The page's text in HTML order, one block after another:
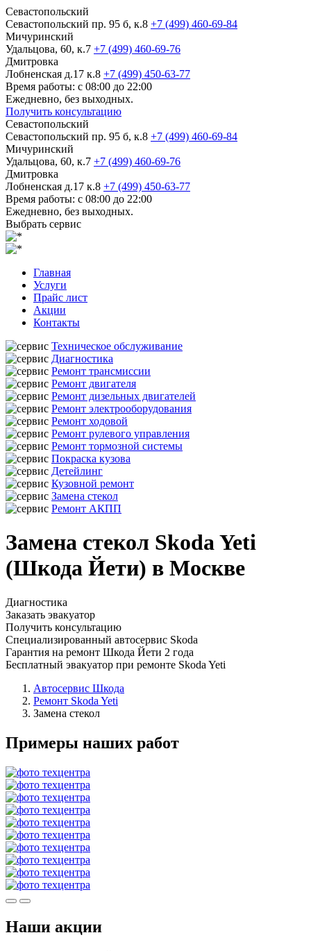
Севастопольский
Севастопольский пр. 95 б, к.8 +7 (499) 460-69-84
Мичуринский
Удальцова, 60, к.7 +7 (499) 460-69-76
Дмитровка
Лобненская д.17 к.8 +7 (499) 450-63-77
Время работы: с 08:00 до 22:00
Ежедневно, без выходных.
Получить консультацию
Севастопольский
Севастопольский пр. 95 б, к.8 +7 (499) 460-69-84
Мичуринский
Удальцова, 60, к.7 +7 (499) 460-69-76
Дмитровка
Лобненская д.17 к.8 +7 (499) 450-63-77
Время работы: с 08:00 до 22:00
Ежедневно, без выходных.
Выбрать сервис
Главная
Услуги
Прайс лист
Акции
Контакты
Техническое обслуживание
Диагностика
Ремонт трансмиссии
Ремонт двигателя
Ремонт дизельных двигателей
Ремонт электрооборудования
Ремонт ходовой
Ремонт рулевого управления
Ремонт тормозной системы
Покраска кузова
Детейлинг
Кузовной ремонт
Замена стекол
Ремонт АКПП
Замена стекол Skoda Yeti
(Шкода Йети) в Москве
Диагностика
Заказать эвакуатор
Получить консультацию
Специализированный автосервис Skoda
Гарантия на ремонт Шкода Йети 2 года
Бесплатный эвакуатор при ремонте Skoda Yeti
Автосервис Шкода
Ремонт Skoda Yeti
Замена стекол
Примеры наших работ
Наши акции